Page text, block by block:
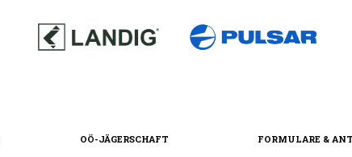
OÖ-JÄGERSCHAFT FORMULARE &